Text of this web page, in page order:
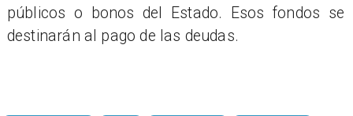
públicos o bonos del Estado. Esos fondos se
destinarán al pago de las deudas.